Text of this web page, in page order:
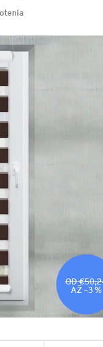
OD
AŽ –3 %